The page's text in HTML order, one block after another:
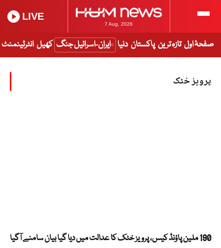
7 Aug, 2026
LIVE
صفحۂ اول تازہ ترین پاکستان دنیا ایران-اسرائیل جنگ کھیل انٹرٹینمنٹ
پرویز خٹک
190 ملین پاؤنڈ کیس، پرویز خٹک کا عدالت میں دیا گیا بیان سامنے آگیا